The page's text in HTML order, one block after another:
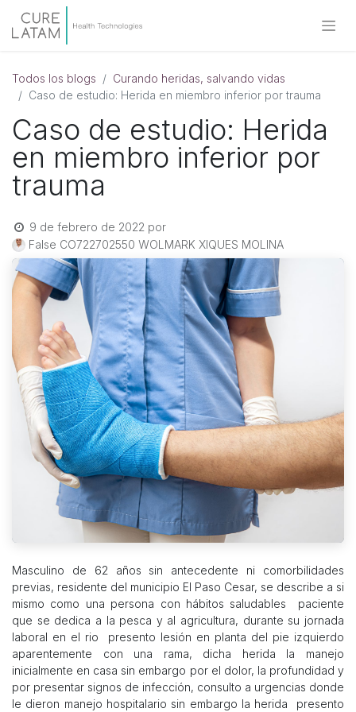
Todos los blogs
Curando heridas, salvando vidas
Caso de estudio: Herida en miembro inferior por trauma
Caso de estudio: Herida
en miembro inferior por
trauma
9 de febrero de 2022 por
False CO722702550 WOLMARK XIQUES MOLINA
Masculino de 62 años sin antecedente ni comorbilidades
previas, residente del municipio El Paso Cesar, se describe a si
mismo como una persona con hábitos saludables paciente
que se dedica a la pesca y al agricultura, durante su jornada
laboral en el rio presento lesión en planta del pie izquierdo
aparentemente con una rama, dicha herida la manejo
inicialmente en casa sin embargo por el dolor, la profundidad y
por presentar signos de infección, consulto a urgencias donde
le dieron manejo hospitalario sin embargo la herida presento